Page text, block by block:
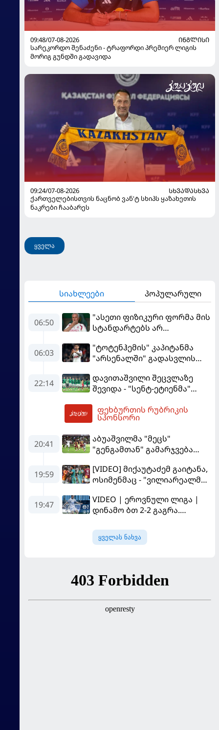
09:48/07-08-2026
ᲘᲜᲒᲚᲘᲡᲘ
სარეკორდო შენაძენი - ტრაფორდი პრემიერ ლიგის
მორიგ გუნდში გადავიდა
09:24/07-08-2026
ᲡᲮᲕᲐᲓᲐᲡᲮᲕᲐ
ქართველებისთვის ნაცნობ ვან'ტ სხიპს ყაზახეთის
ნაკრები ჩააბარეს
ყველა
სიახლეები პოპულარული
06:50
"ასეთი ფიზიკური ფორმა მის
სტანდარტებს არ
"რეალის" ახალწვეული
გააკრიტიკა
06:03
"ტოტენჰემის" კაპიტანმა
"არსენალში" გადასვლის
22:14
დავითაშვილი შეცვლაზე
შევიდა - "სენტ-ეტიენმა"
ფეხბურთის რუბრიკის
სპონსორი
20:41
აბუაშვილმა "მეცს"
"გენგამთან" გამარჯვება
19:59
[VIDEO] მიქაუტაძემ გაიტანა,
ოსიმენმაც - "ვილიარეალმა"
"გალათასარაის" მოუგო
19:47
VIDEO | ეროვნული ლიგა |
დინამო ბთ 2-2 გაგრა.
ყველას ნახვა